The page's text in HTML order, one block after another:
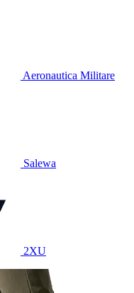
Aeronautica Militare
Salewa
2XU